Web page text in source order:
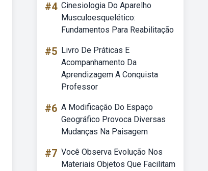
#4 Cinesiologia Do Aparelho
Musculoesquelético:
Fundamentos Para Reabilitação
#5 Livro De Práticas E
Acompanhamento Da
Aprendizagem A Conquista
Professor
#6 A Modificação Do Espaço
Geográfico Provoca Diversas
Mudanças Na Paisagem
#7 Você Observa Evolução Nos
Materiais Objetos Que Facilitam